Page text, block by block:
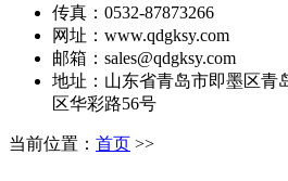
传真：0532-87873266
网址：www.qdgksy.com
邮箱：sales@qdgksy.com
地址：山东省青岛市即墨区青
区华彩路56号
当前位置： 首页 >>